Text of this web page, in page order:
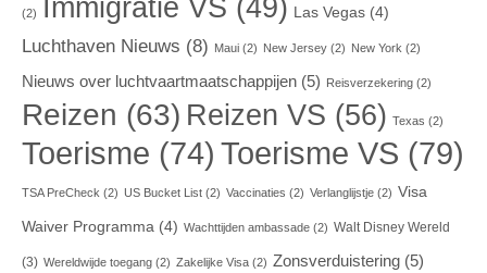
(2) Immigratie VS (49) Las Vegas (4)
Luchthaven Nieuws (8) Maui (2) New Jersey (2) New York (2)
Nieuws over luchtvaartmaatschappijen (5) Reisverzekering (2)
Reizen (63) Reizen VS (56) Texas (2)
Toerisme (74) Toerisme VS (79)
TSA PreCheck (2) US Bucket List (2) Vaccinaties (2) Verlanglijstje (2) Visa
Waiver Programma (4) Wachttijden ambassade (2) Walt Disney Wereld
(3) Wereldwijde toegang (2) Zakelijke Visa (2) Zonsverduistering (5)